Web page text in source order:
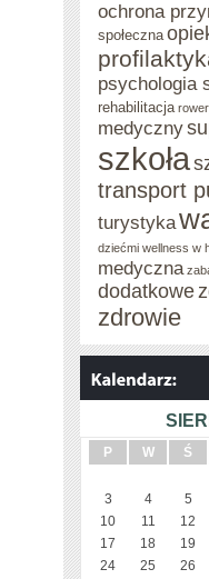
ochrona
społeczna
psychologia
rehabilitacja
medyczny
szkoła
transport
turystyka
dziećmi wellness w
medyczna
dodatkowe
zdrowie
P W Ś
3
4 5
10
11 12
17
18 19
24
25 26